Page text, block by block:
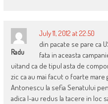
Radu
July 11, 2012 at 22:50
din pacate se pare ca
fata in aceasta
uitand ca de tipul asta de
zic ca au mai facut o foarte
Antonescu la sefia Senatului
adica l-au redus la tacere in loc